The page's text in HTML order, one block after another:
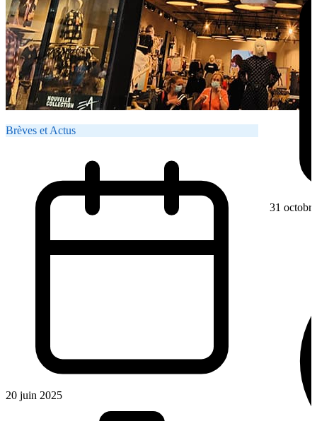
Brèves et Actus
20 juin 2025
31